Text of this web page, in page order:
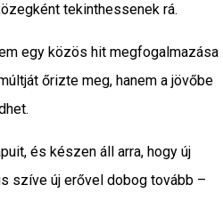
tekinthessenek rá.
egy közös hit megfogalmazása
őrizte meg, hanem a jövőbe
és készen áll arra, hogy új
szíve új erővel dobog tovább –